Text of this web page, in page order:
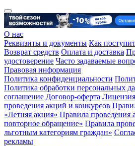
О нас
Реквизиты и документы Как
Возврат средств Оплата и доставка
удостоверение Часто задаваемые
Правовая информация
Политика конфиденциальности
Политика обработки персональных
соглашение Договор-оферта Лицензия
проведения акций и конкурсов
«Летняя акция» Правила проведения
повторное обращение» Правила
льготным категориям граждан»
рекламы